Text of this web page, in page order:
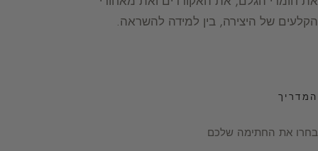
הקלעים של היצירה, בין למידה להשראה.
המדריך
בחרו את החתימה שלכם